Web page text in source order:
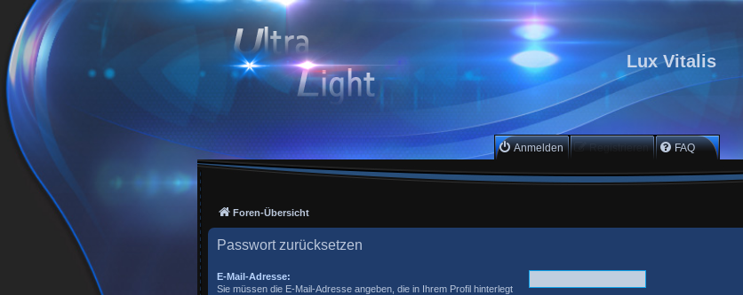
Lux Vitalis
Anmelden Registrieren FAQ
Foren-Übersicht
Passwort zurücksetzen
E-Mail-Adresse:
Sie müssen die E-Mail-Adresse angeben, die in Ihrem Profil hinterlegt